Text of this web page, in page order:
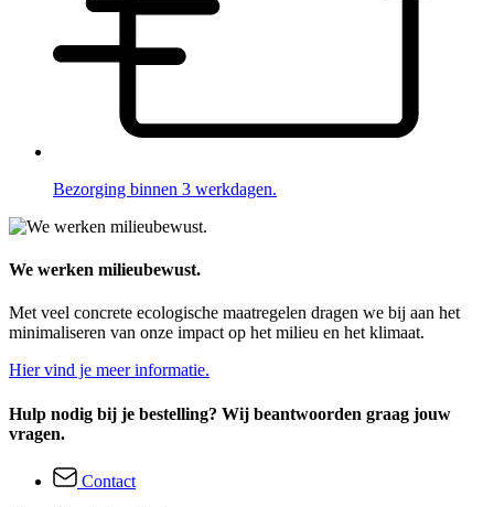
Bezorging binnen 3 werkdagen.
We werken milieubewust.
Met veel concrete ecologische maatregelen dragen we bij aan het
minimaliseren van onze impact op het milieu en het klimaat.
Hier vind je meer informatie.
Hulp nodig bij je bestelling? Wij beantwoorden graag jouw
vragen.
Contact